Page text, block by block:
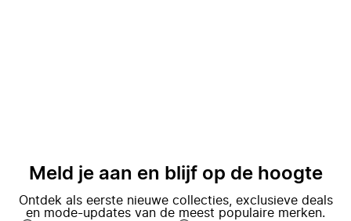
Meld je aan en blijf op de hoogte
Ontdek als eerste nieuwe collecties, exclusieve deals
en mode-updates van de meest populaire merken.